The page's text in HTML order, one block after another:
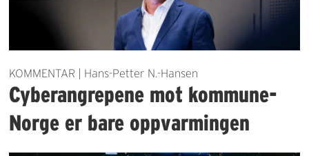
KOMMENTAR | Hans-Petter N.-Hansen
Cyberangrepene mot kommune-
Norge er bare oppvarmingen